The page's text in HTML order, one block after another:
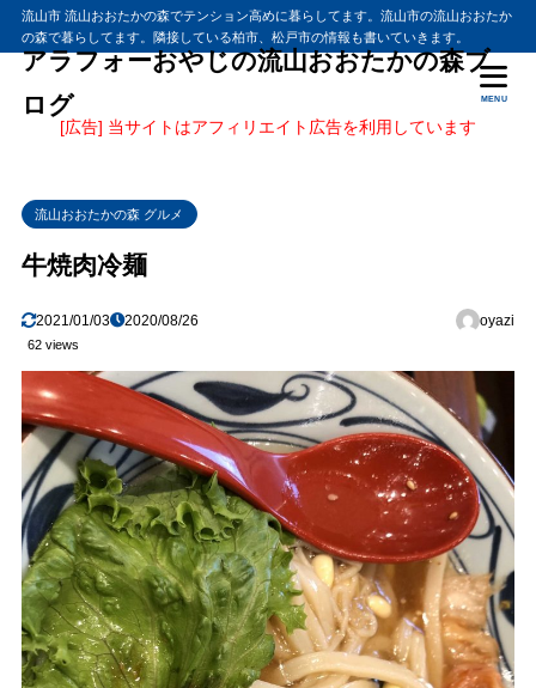
流山市 流山おおたかの森でテンション高めに暮らしてます。流山市の流山おおたか
の森で暮らしてます。隣接している柏市、松戸市の情報も書いていきます。
アラフォーおやじの流山おおたかの森ブ
ログ
MENU
[広告] 当サイトはアフィリエイト広告を利用しています
流山おおたかの森 グルメ
牛焼肉冷麺
2021/01/03 2020/08/26 oyazi
62 views